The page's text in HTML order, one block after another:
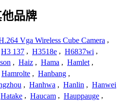
品牌
Vga Wireless Cube Camera ,
H3 137 , H3518e , H6837wi ,
, Haiz , Hama , Hamlet ,
Hamrolte , Hanbang ,
, Hanhwa , Hanlin , Hanwei
Hatake , Haucam , Hauppauge ,